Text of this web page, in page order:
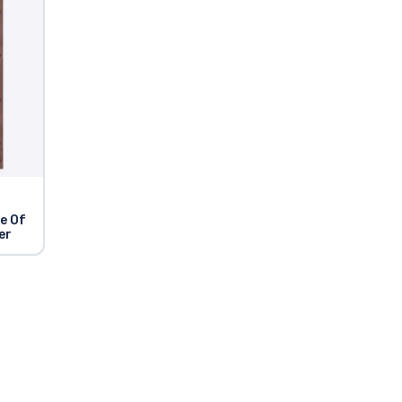
Of